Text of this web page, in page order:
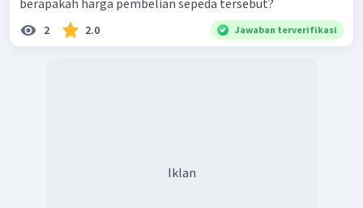
berapakah harga pembelian sepeda tersebut?
2 2.0 Jawaban terverifikasi
Iklan